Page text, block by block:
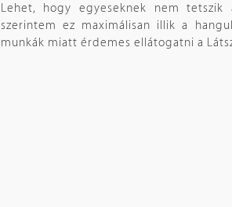
Lehet, hogy egyeseknek nem
szerintem ez maximálisan illik a
munkák miatt érdemes ellátogatni a